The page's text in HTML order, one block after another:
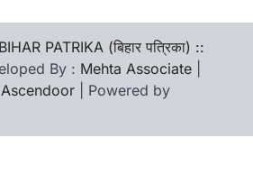
BIHAR PATRIKA (बिहार पत्रिका) ::
By : Mehta Associate
Ascendoor | Powered by